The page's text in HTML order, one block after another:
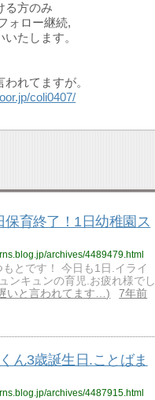
る方のみ
ォロー継続,
たします。
れてますが。
coli0407/
保育終了！1日幼稚園ス
archives/4489479.html
もとです！ 今日も1日.イライ
ンキュンの育児.お疲れ様でし
いと言われてます…
7年前
ん3歳誕生日.ことばま
archives/4487915.html